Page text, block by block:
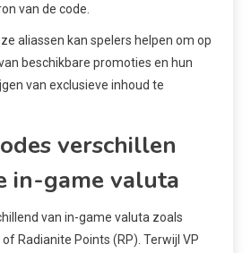
van de code.
aliassen kan spelers helpen om op
beschikbare promoties en hun
van exclusieve inhoud te
verschillen
in-game valuta
van in-game valuta zoals
Radianite Points (RP). Terwijl VP